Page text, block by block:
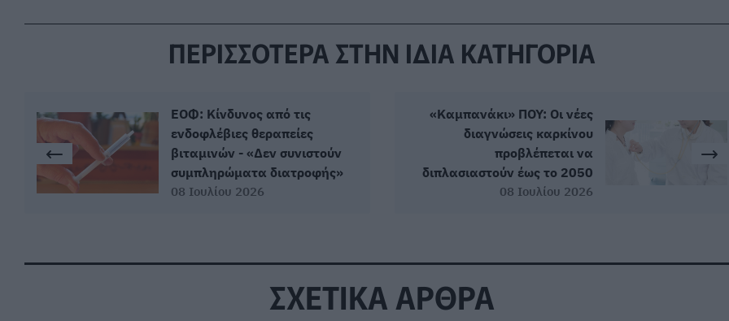
ΠΕΡΙΣΣΟΤΕΡΑ ΣΤΗΝ ΙΔΙΑ ΚΑΤΗΓΟΡΙΑ
ΕΟΦ: Κίνδυνος από τις
ενδοφλέβιες θεραπείες
βιταμινών - «Δεν συνιστούν
συμπληρώματα διατροφής»
08 Ιουλίου 2026
«Καμπανάκι» ΠΟΥ: Οι νέες
διαγνώσεις καρκίνου
προβλέπεται να
διπλασιαστούν έως το 2050
08 Ιουλίου 2026
ΣΧΕΤΙΚΑ ΑΡΘΡΑ